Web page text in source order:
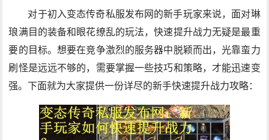
对于初入变态传奇私服发布网的新手玩家来说，面对琳
琅满目的装备和眼花缭乱的玩法，快速提升战力无疑是最重
要的目标。想要在竞争激烈的服务器中脱颖而出，光靠蛮力
刷怪是远远不够的，需要掌握一些技巧和策略，才能迅速变
强。下面就为大家提供一份详尽的新手快速提升战力攻略：